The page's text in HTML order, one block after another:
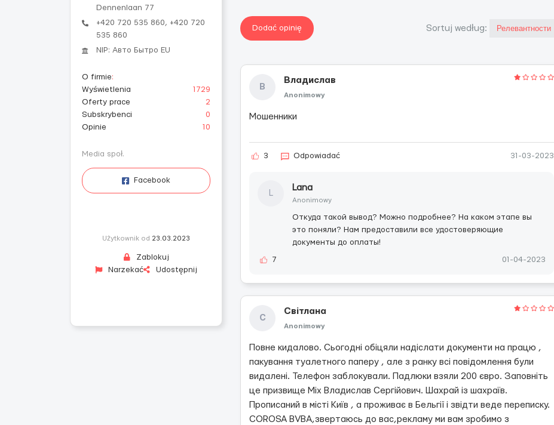
Dennenlaan 77
+420 720 535 860, +420 720
535 860
NIP: Авто Бытро EU
O firmie:
Wyświetlenia
1729
Oferty prace
2
Subskrybenci
0
Opinie
10
Media społ.
Facebook
Użytkownik od 23.03.2023
Zablokuj
Narzekać
Udostępnij
Dodać opinię Sortuj według:
В
Владислав
Anonimowy
Мошенники
3 Odpowiadać 31-03-2023
Lana
Anonimowy
Откуда такой вывод? Можно подробнее? На каком этапе вы
это поняли? Нам предоставили все удостоверяющие
документы до оплаты!
7 01-04-2023
С
Світлана
Anonimowy
Повне кидалово. Сьогодні обіцяли надіслати документи на працю ,
пакування туалетного паперу , але з ранку всі повідомлення були
видалені. Телефон заблокували. Падлюки взяли 200 євро. Заповніть
це призвище Міх Владислав Сергійович. Шахрай із шахраїв.
Прописаний в місті Київ , а проживає в Бельгії і звідти веде переписку.
COROSA BVBA,звертаюсь до вас,рекламу ми вам зробимо з